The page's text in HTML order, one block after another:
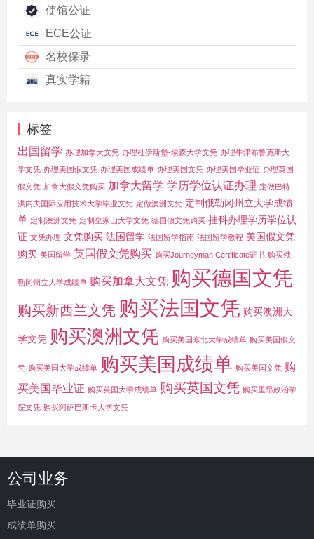
使馆公证
ECE公证
名校保录
真实学籍
标签
出国留学 办理加拿大文凭 办理杜伊斯堡-埃森大学文凭 办理牛津布鲁克斯大
学文凭 办理美国假文凭 办理美国成绩单 办理美国文凭 办理美国毕业证 办理英国
假文凭 加拿大假文凭购买 加拿大留学 学历学位认证办理 定做巴特
洪内夫国际应用技术大学毕业文凭 定做澳洲文凭 定制俄勒冈州立大学成绩
单 定制澳洲文凭 定制皇家山大学文凭 德国假文凭购买 挂科办理学历学位认
证 文凭办理 文凭购买 法国留学 法国留学指南 法国留学教程 美国假文凭
购买 美国留学 英国假文凭购买 购买Journeyman Certificate证书 购买俄
勒冈州立大学成绩单 购买加拿大文凭 购买德国文凭
购买新西兰文凭 购买法国文凭 购买澳洲大
学文凭 购买澳洲文凭 购买美国东北大学成绩单 购买美国假文
凭 购买美国大学成绩单 购买美国成绩单 购买美国文凭 购
买美国毕业证 购买英国大学成绩单 购买英国文凭 购买里昂政治学
院文凭 购买阿萨巴斯卡大学文凭
公司业务
毕业证购买
成绩单购买